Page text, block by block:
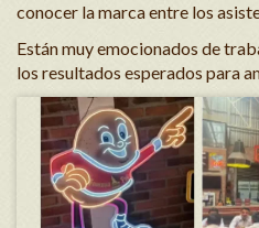
conocer la marca entre los
Están muy emocionados de
los resultados esperados para